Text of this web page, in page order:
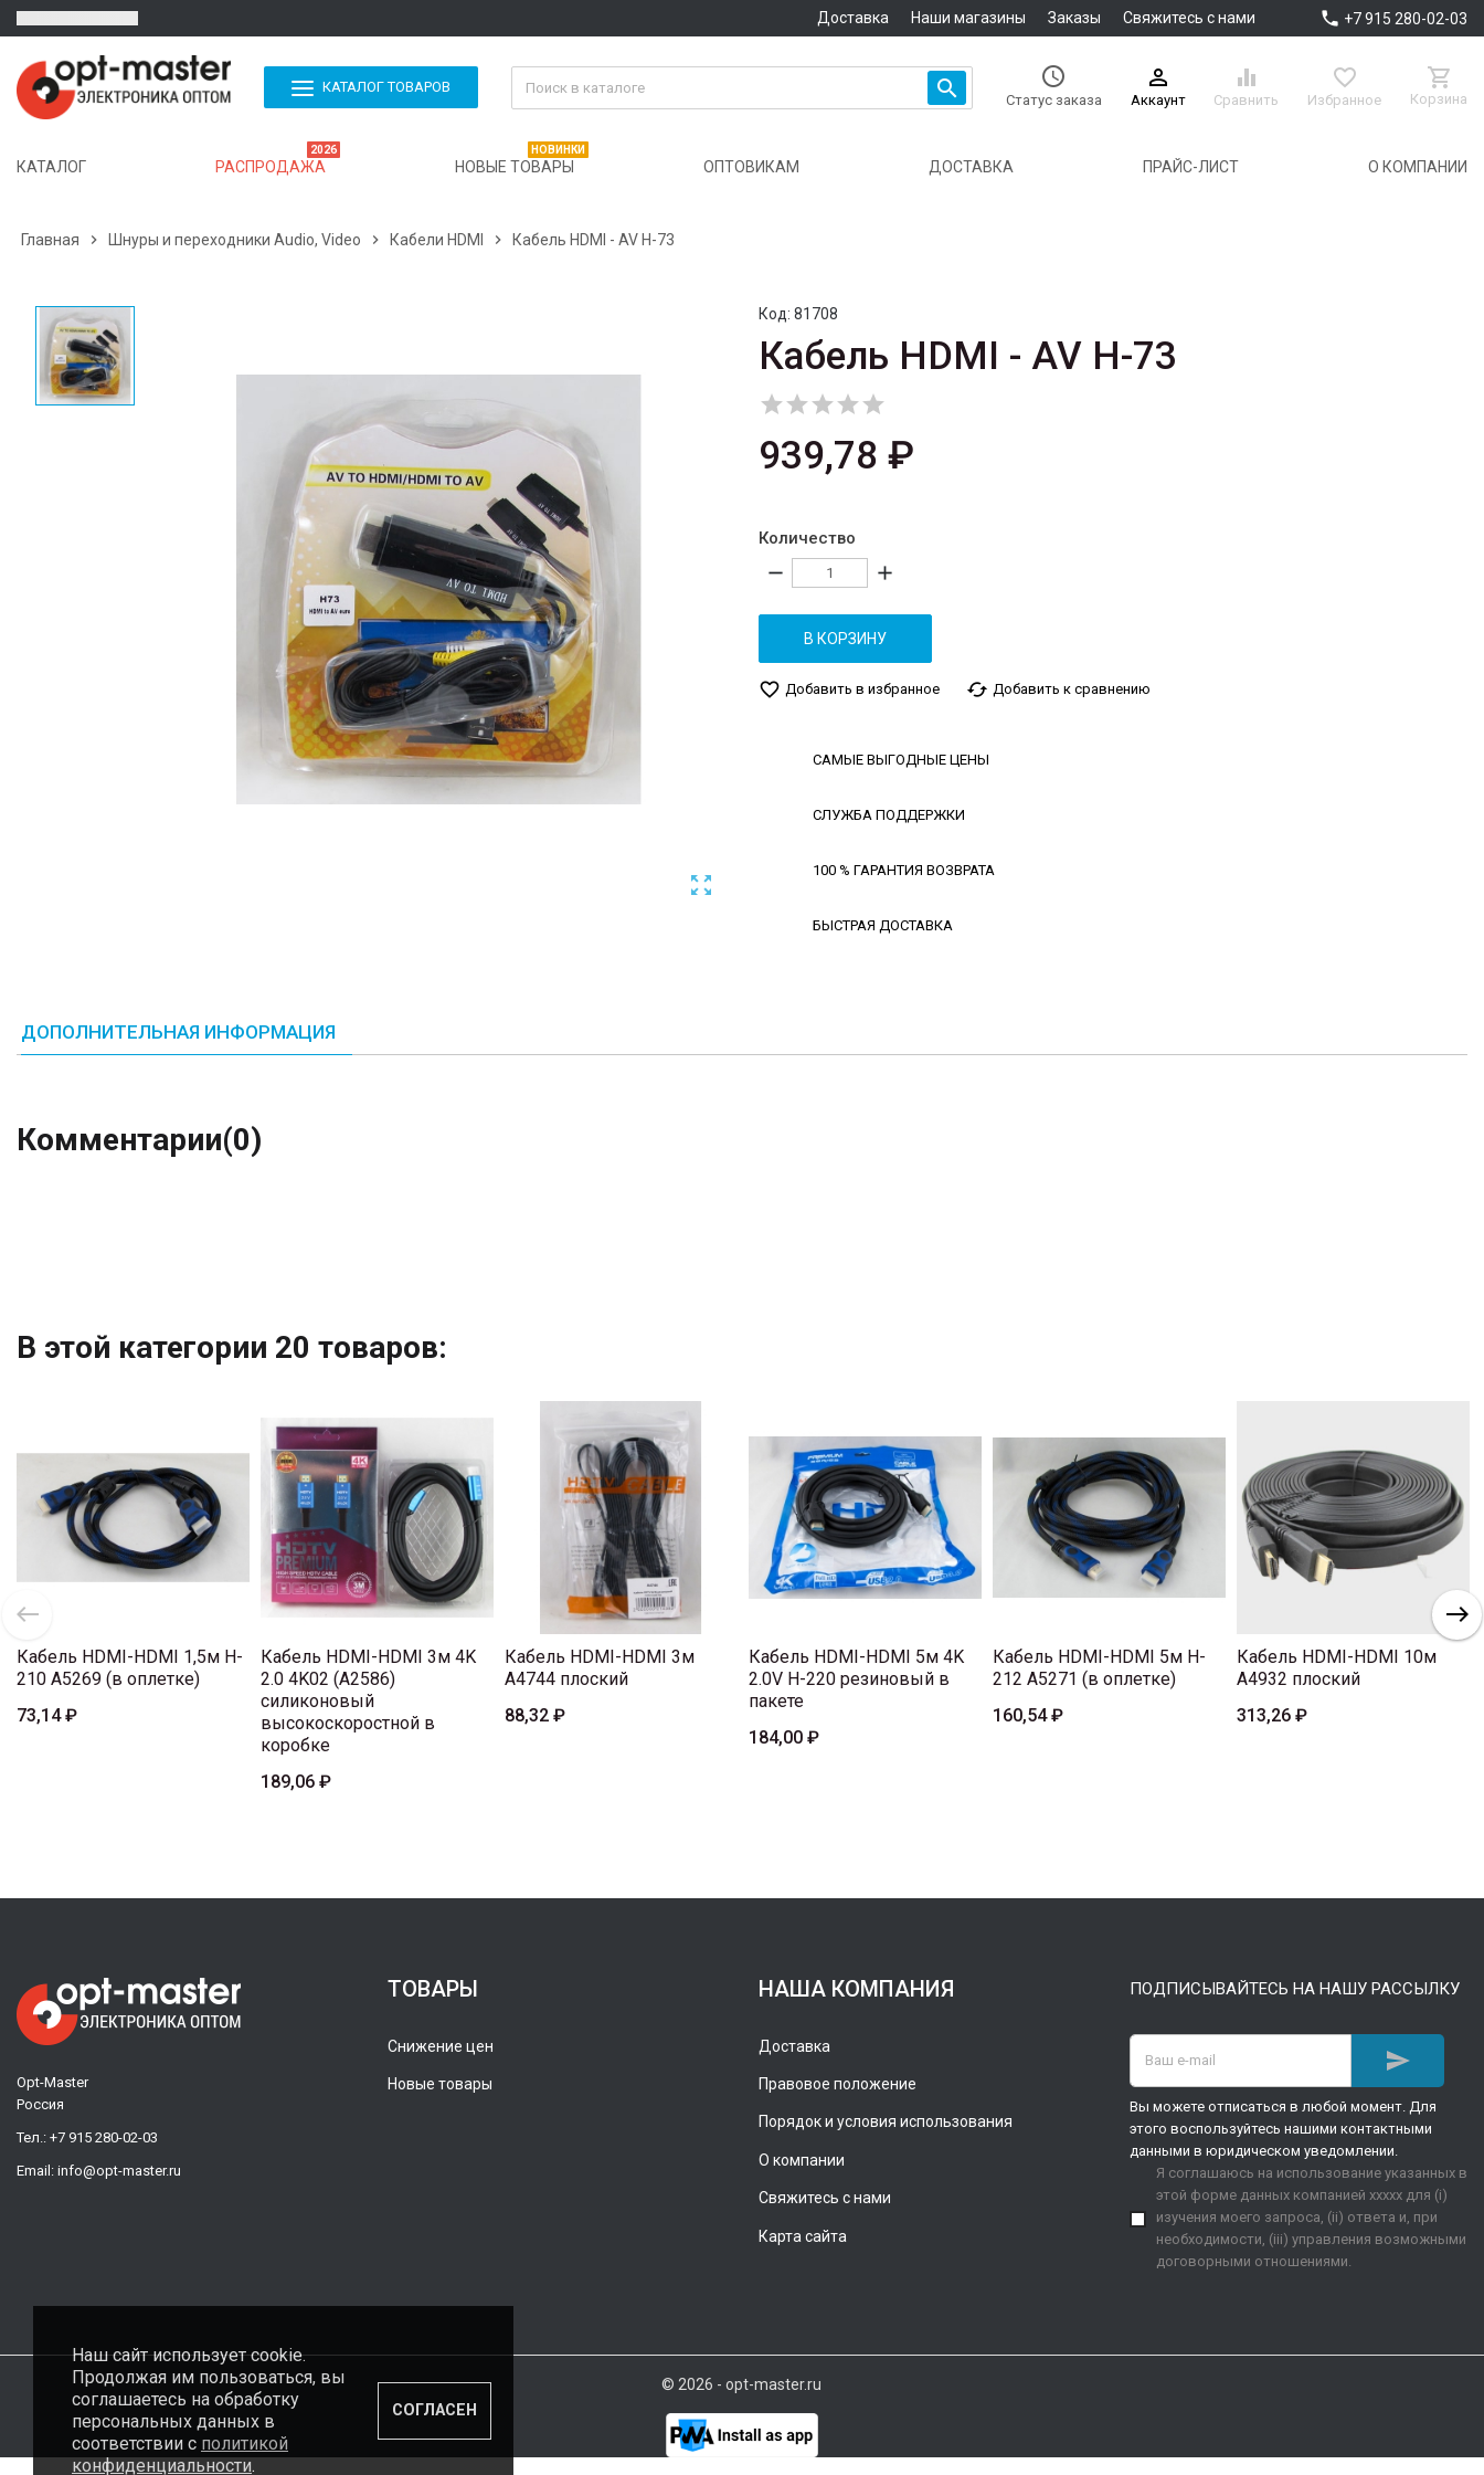
Доставка Наши магазины Заказы Свяжитесь с нами  +7 915 280-02-03
КАТАЛОГ ТОВАРОВ  
Статус заказа

Аккаунт

Сравнить

Избранное

Корзина
КАТАЛОГ РАСПРОДАЖА
2026
НОВЫЕ ТОВАРЫ
НОВИНКИ
ОПТОВИКАМ ДОСТАВКА ПРАЙС-ЛИСТ О КОМПАНИИ
Главная  Шнуры и переходники Audio, Video  Кабели HDMI  Кабель HDMI - AV H-73

Код: 81708
Кабель HDMI - AV H-73

939,78 ₽
Количество
remove add
В КОРЗИНУ
favorite_border Добавить в избранное cached Добавить к сравнению
САМЫЕ ВЫГОДНЫЕ ЦЕНЫ
СЛУЖБА ПОДДЕРЖКИ
100 % ГАРАНТИЯ ВОЗВРАТА
БЫСТРАЯ ДОСТАВКА
ДОПОЛНИТЕЛЬНАЯ ИНФОРМАЦИЯ
Комментарии(0)
В этой категории 20 товаров:
Кабель HDMI-HDMI 1,5м H-
210 A5269 (в оплетке)
73,14 ₽
Кабель HDMI-HDMI 3м 4K
2.0 4K02 (A2586)
силиконовый
высокоскоростной в
коробке
189,06 ₽
Кабель HDMI-HDMI 3м
A4744 плоский
88,32 ₽
Кабель HDMI-HDMI 5м 4K
2.0V H-220 резиновый в
пакете
184,00 ₽
Кабель HDMI-HDMI 5м H-
212 A5271 (в оплетке)
160,54 ₽
Кабель HDMI-HDMI 10м
A4932 плоский
313,26 ₽
Opt-Master
Россия
Тел.: +7 915 280-02-03
Email: info@opt-master.ru
ТОВАРЫ
Снижение цен
Новые товары
НАША КОМПАНИЯ
Доставка
Правовое положение
Порядок и условия использования
О компании
Свяжитесь с нами
Карта сайта
ПОДПИСЫВАЙТЕСЬ НА НАШУ РАССЫЛКУ

Вы можете отписаться в любой момент. Для
этого воспользуйтесь нашими контактными
данными в юридическом уведомлении.
Я соглашаюсь на использование указанных в
этой форме данных компанией xxxxx для (i)
изучения моего запроса, (ii) ответа и, при
необходимости, (iii) управления возможными
договорными отношениями.
© 2026 - opt-master.ru
Наш сайт использует cookie.
Продолжая им пользоваться, вы
соглашаетесь на обработку
персональных данных в
соответствии с политикой
конфиденциальности.
СОГЛАСЕН